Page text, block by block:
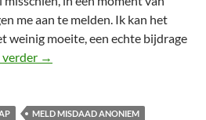
me aan te melden. Ik kan het
weinig moeite, een echte bijdrage
verder Horen, zien, bellen
→
MELD MISDAAD ANONIEM